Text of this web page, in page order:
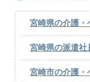
宮崎県の介護・
宮崎県の派遣社
宮崎市の介護・